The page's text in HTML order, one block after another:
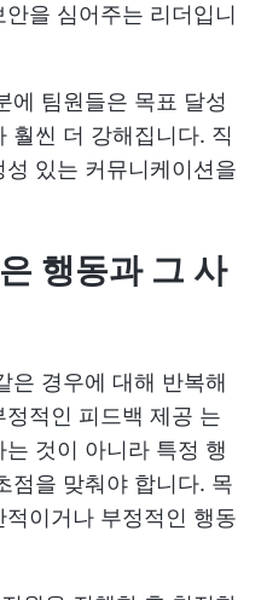
을 심어주는 리더입니
에 팀원들은 목표 달성
훨씬 더 강해집니다. 직
있는 커뮤니케이션을
행동과 그 사
은 경우에 대해 반복해
정적인 피드백 제공 는
것이 아니라 특정 행
점을 맞춰야 합니다. 목
이거나 부정적인 행동